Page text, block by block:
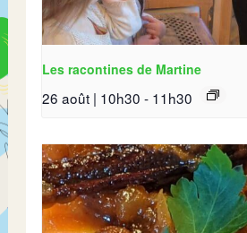
Les racontines de Martine
26 août | 10h30 - 11h30